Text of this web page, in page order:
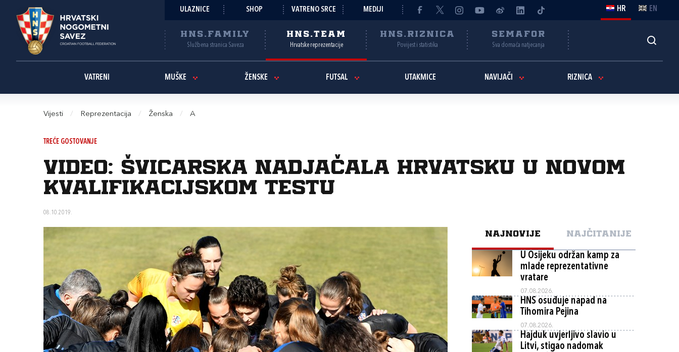
ULAZNICE SHOP VATRENO SRCE MEDIJI HR EN
HNS.FAMILY
Službena stranica Saveza
HNS.TEAM
Hrvatske reprezentacije
HNS.RIZNICA
Povijest i statistika
SEMAFOR
Sva domaća natjecanja
VATRENI MUŠKE ŽENSKE FUTSAL UTAKMICE NAVIJAČI RIZNICA
Vijesti / Reprezentacija / Ženska / A
TREĆE GOSTOVANJE
Video: Švicarska nadjačala Hrvatsku u novom
kvalifikacijskom testu
08.10.2019.
NAJNOVIJE NAJČITANIJE
U Osijeku održan kamp za
mlade reprezentativne
vratare
07.08.2026.
HNS osuđuje napad na
Tihomira Pejina
07.08.2026.
Hajduk uvjerljivo slavio u
Litvi, stigao nadomak